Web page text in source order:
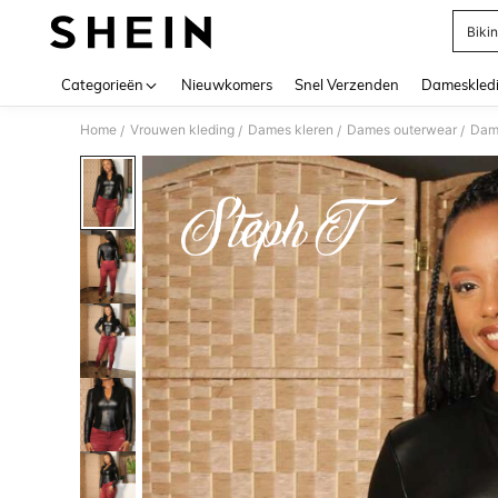
Categorieën Nieuwkomers Snel Verzenden
Home / Vrouwen kleding / Dames kleren / Dames outerwear /